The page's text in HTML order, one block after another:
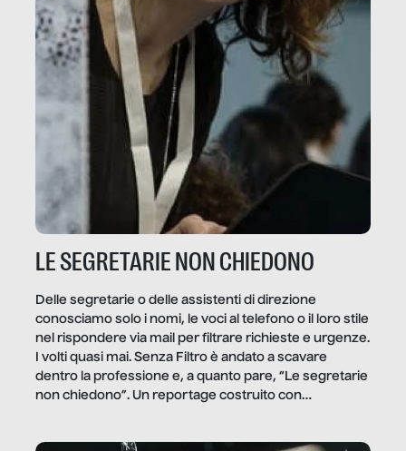
LE SEGRETARIE NON CHIEDONO
Delle segretarie o delle assistenti di direzione
conosciamo solo i nomi, le voci al telefono o il loro stile
nel rispondere via mail per filtrare richieste e urgenze.
I volti quasi mai. Senza Filtro è andato a scavare
dentro la professione e, a quanto pare, “Le segretarie
non chiedono”. Un reportage costruito con